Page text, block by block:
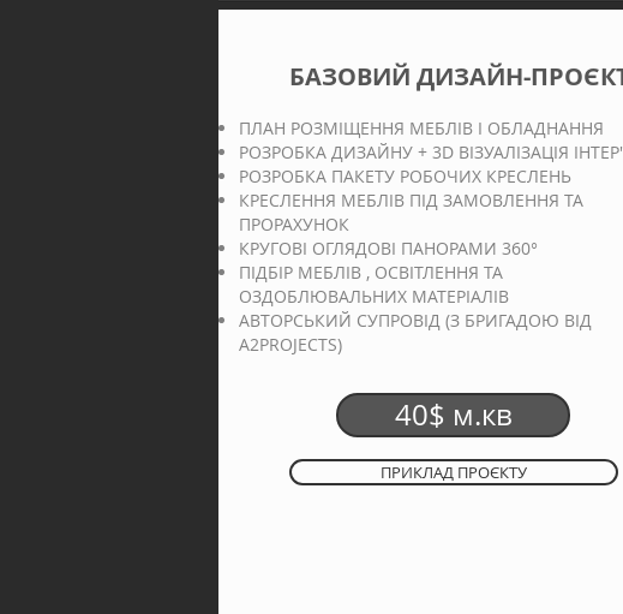
БАЗОВИЙ ДИЗАЙН-
ПЛАН РОЗМІЩЕННЯ МЕБЛІВ І ОБЛАДНАННЯ
РОЗРОБКА ДИЗАЙНУ + 3D ВІЗУАЛІЗАЦІЯ
РОЗРОБКА ПАКЕТУ РОБОЧИХ КРЕСЛЕНЬ
КРЕСЛЕННЯ МЕБЛІВ ПІД ЗАМОВЛЕННЯ ТА
ПРОРАХУНОК
КРУГОВІ ОГЛЯДОВІ ПАНОРАМИ 360°
ПІДБІР МЕБЛІВ , ОСВІТЛЕННЯ ТА
ОЗДОБЛЮВАЛЬНИХ МАТЕРІАЛІВ
АВТОРСЬКИЙ СУПРОВІД (З БРИГАДОЮ ВІД
А2PROJECTS)
40$ м.кв
ПРИКЛАД ПРОЄКТУ